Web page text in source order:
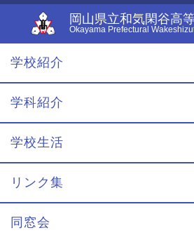
岡山県立和気閑谷高
Okayama Prefectural
学校紹介
学科紹介
学校生活
リンク集
同窓会